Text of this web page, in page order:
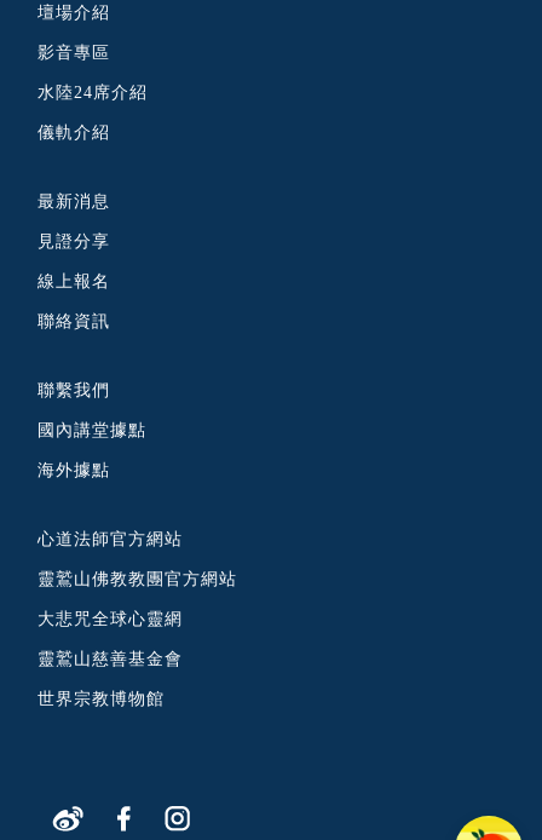
壇場介紹
影音專區
水陸24席介紹
儀軌介紹
最新消息
見證分享
線上報名
聯絡資訊
聯繫我們
國內講堂據點
海外據點
心道法師官方網站
靈鷲山佛教教團官方網站
大悲咒全球心靈網
靈鷲山慈善基金會
世界宗教博物館